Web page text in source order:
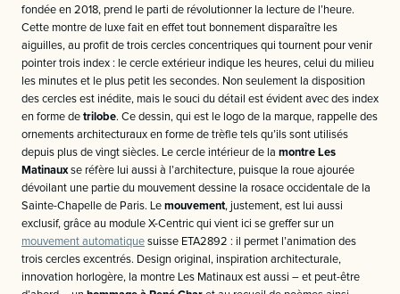
fondée en 2018, prend le parti de révolutionner la lecture de l’heure.
Cette montre de luxe fait en effet tout bonnement disparaître les
aiguilles, au profit de trois cercles concentriques qui tournent pour venir
pointer trois index : le cercle extérieur indique les heures, celui du milieu
les minutes et le plus petit les secondes. Non seulement la disposition
des cercles est inédite, mais le souci du détail est évident avec des index
en forme de trilobe. Ce dessin, qui est le logo de la marque, rappelle des
ornements architecturaux en forme de trèfle tels qu’ils sont utilisés
depuis plus de vingt siècles. Le cercle intérieur de la montre Les
Matinaux se réfère lui aussi à l’architecture, puisque la roue ajourée
dévoilant une partie du mouvement dessine la rosace occidentale de la
Sainte-Chapelle de Paris. Le mouvement, justement, est lui aussi
exclusif, grâce au module X-Centric qui vient ici se greffer sur un
mouvement automatique suisse ETA2892 : il permet l’animation des
trois cercles excentrés. Design original, inspiration architecturale,
innovation horlogère, la montre Les Matinaux est aussi – et peut-être